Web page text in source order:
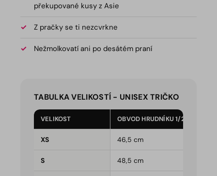
překupované kusy z Asie
Z pračky se ti nezcvrkne
Nežmolkovatí ani po desátém praní
TABULKA VELIKOSTÍ - UNISEX TRIČKO
VELIKOST OBVOD HRUDNÍKU 1/2
XS 46,5 cm
S 48,5 cm